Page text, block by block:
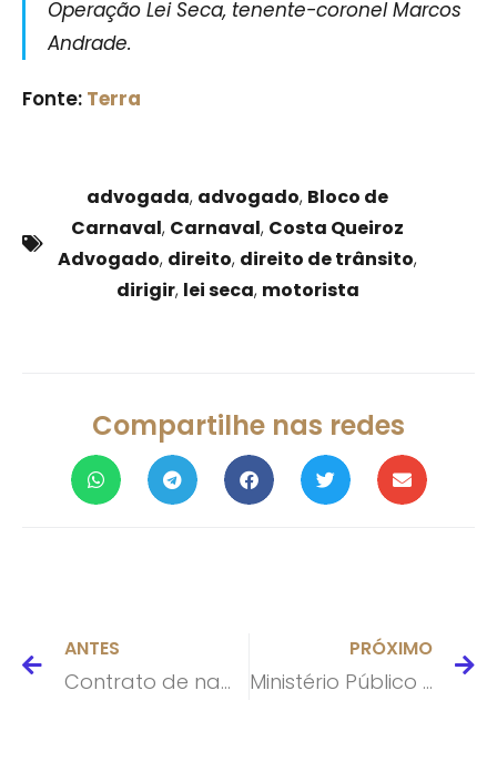
Operação Lei Seca, tenente-coronel Marcos
Andrade.
Fonte: Terra
advogada, advogado, Bloco de
Carnaval, Carnaval, Costa Queiroz
Advogado, direito, direito de trânsito,
dirigir, lei seca, motorista
Compartilhe nas redes
ANTES
Contrato de namoro põe romantismo à prova e ajuda a blindar patrimônio
PRÓXIMO
Ministério Público do Rio acusa Decolar.com de manipular preços